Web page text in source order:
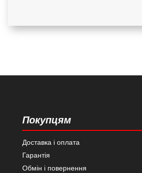
Покупцям
Доставка і оплата
Гарантія
Обмін і повернення